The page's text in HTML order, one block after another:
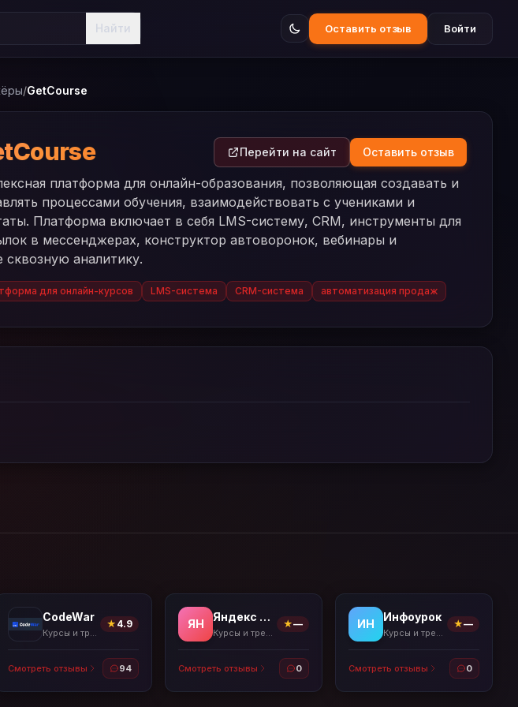
Найти Оставить отзыв Войти
/GetCourse
Перейти на сайт Оставить отзыв
платформа для онлайн-образования, позволяющая создавать и
процессами обучения, взаимодействовать с учениками и
Платформа включает в себя LMS-систему, CRM, инструменты для
в мессенджерах, конструктор автоворонок, вебинары и
аналитику.
для онлайн-курсов LMS-система CRM-система автоматизация продаж
CodeWar
Курсы и тренажёры
★ 4.9
Смотреть отзывы 94
ЯН
Яндекс Практикум
Курсы и тренажёры
★—
Смотреть отзывы 0
ИН
Инфоурок
Курсы и тренажёры
★—
Смотреть отзывы 0